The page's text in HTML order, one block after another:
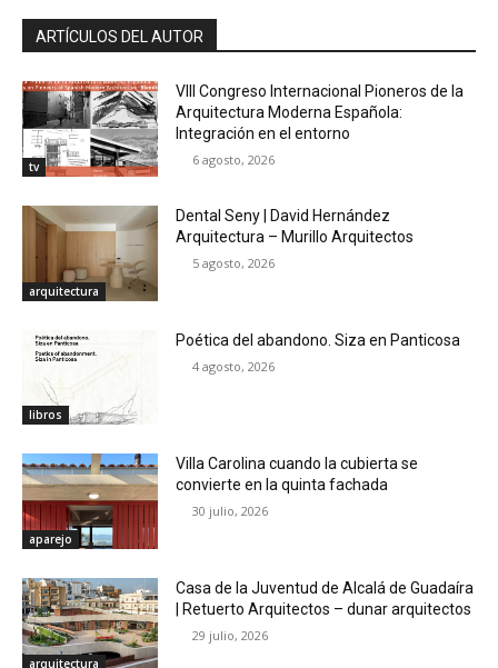
ARTÍCULOS DEL AUTOR
tv
VIII Congreso Internacional Pioneros de la
Arquitectura Moderna Española:
Integración en el entorno
6 agosto, 2026
arquitectura
Dental Seny | David Hernández
Arquitectura – Murillo Arquitectos
5 agosto, 2026
libros
Poética del abandono. Siza en Panticosa
4 agosto, 2026
aparejo
Villa Carolina cuando la cubierta se
convierte en la quinta fachada
30 julio, 2026
arquitectura
Casa de la Juventud de Alcalá de Guadaíra
| Retuerto Arquitectos – dunar arquitectos
29 julio, 2026